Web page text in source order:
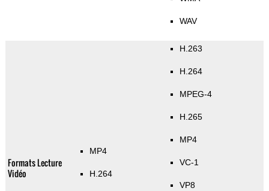
WAV
Formats Lecture
Vidéo
MP4
H.264
H.263
H.264
MPEG-4
H.265
MP4
VC-1
VP8